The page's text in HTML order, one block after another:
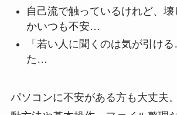
自己流で触っているけれど、
かいつも不安…
「若い人に聞くのは気が引け
た…
パソコンに不安がある方も大丈夫